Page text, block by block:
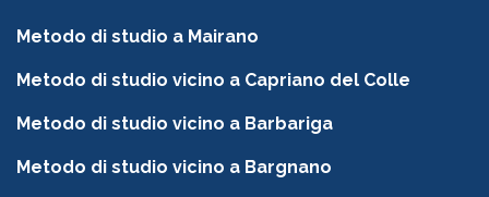
Metodo di studio a Mairano
Metodo di studio vicino a Capriano del Colle
Metodo di studio vicino a Barbariga
Metodo di studio vicino a Bargnano